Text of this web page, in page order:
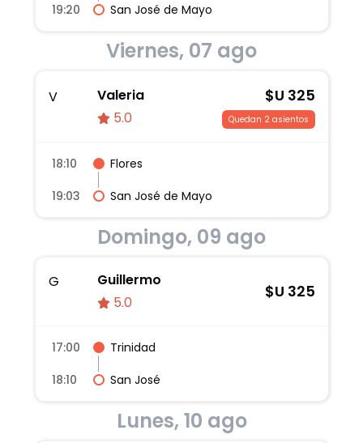
19:20
San José de Mayo
Viernes, 07 ago
V
Valeria
5.0
$U 325
Quedan 2 asientos
18:10
Flores
19:03
San José de Mayo
Domingo, 09 ago
G
Guillermo
5.0
$U 325
17:00
Trinidad
18:10
San José
Lunes, 10 ago